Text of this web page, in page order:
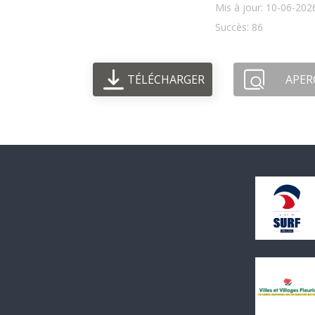
Mis à jour: 10-06-
Succès: 86
TÉLÉCHARGER